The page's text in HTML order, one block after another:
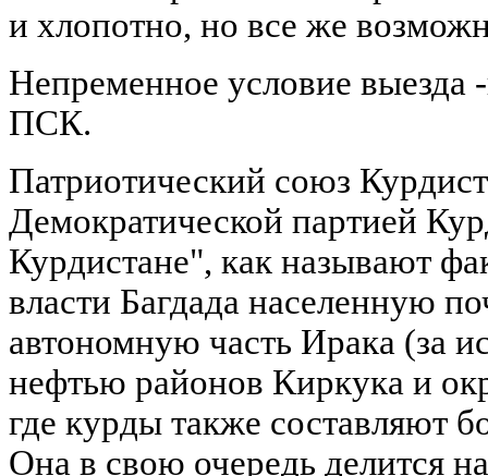
и хлопотно, но все же
Непременное условие
ПСК.
Патриотический союз
Демократической партией
Курдистане", как называют
власти Багдада населенную
автономную часть Ирака (за
нефтью районов Киркука и
где курды также составляют
Она в свою очередь делится